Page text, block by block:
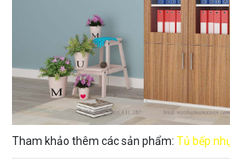
Tham khảo thêm các sản phẩm: Tủ bếp